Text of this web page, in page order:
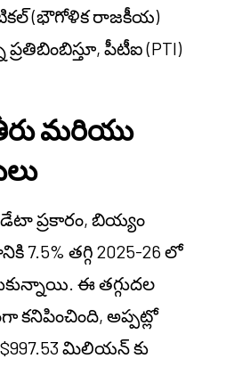
(భౌగోళిక రాజకీయ)
పీటీఐ (PTI)
మరియు
ప్రకారం, బియ్యం
7.5% తగ్గి 2025-26 లో
ఈ తగ్గుదల
కనిపించింది, అప్పట్లో
మిలియన్ కు